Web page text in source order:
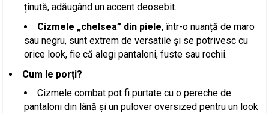
ținută, adăugând un accent deosebit.
Cizmele „chelsea” din piele, într-o nuanță de maro
sau negru, sunt extrem de versatile și se potrivesc cu
orice look, fie că alegi pantaloni, fuste sau rochii.
Cum le porți?
Cizmele combat pot fi purtate cu o pereche de
pantaloni din lână și un pulover oversized pentru un look